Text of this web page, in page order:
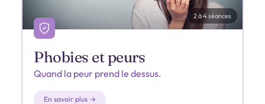
2 à 4 séances
Phobies et peurs
Quand la peur prend le dessus.
En savoir plus →